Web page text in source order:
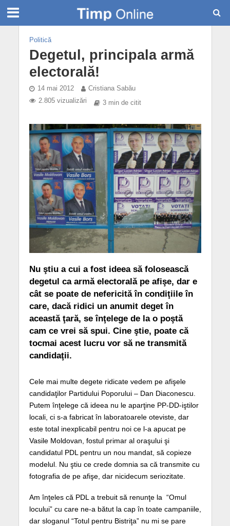
Politică
Degetul, principala armă
electorală!
14 mai 2012
Cristiana Sabău
2.805 vizualizări
3 min de citit
Nu ştiu a cui a fost ideea să folosească
degetul ca armă electorală pe afişe, dar e
cât se poate de nefericită în condiţiile în
care, dacă ridici un anumit deget în
această ţară, se înţelege de la o poştă
cam ce vrei să spui. Cine ştie, poate că
tocmai acest lucru vor să ne transmită
candidaţii.
Cele mai multe degete ridicate vedem pe afişele
candidaţilor Partidului Poporului – Dan Diaconescu.
Putem înţelege că ideea nu le aparţine PP-DD-iştilor
locali, ci s-a fabricat în laboratoarele oteviste, dar
este total inexplicabil pentru noi ce l-a apucat pe
Vasile Moldovan, fostul primar al oraşului şi
candidatul PDL pentru un nou mandat, să copieze
modelul. Nu ştiu ce crede domnia sa că transmite cu
fotografia de pe afişe, dar nicidecum seriozitate.
Am înţeles că PDL a trebuit să renunţe la “Omul
locului” cu care ne-a bătut la cap în toate campaniile,
dar sloganul “Totul pentru Bistriţa” nu mi se pare